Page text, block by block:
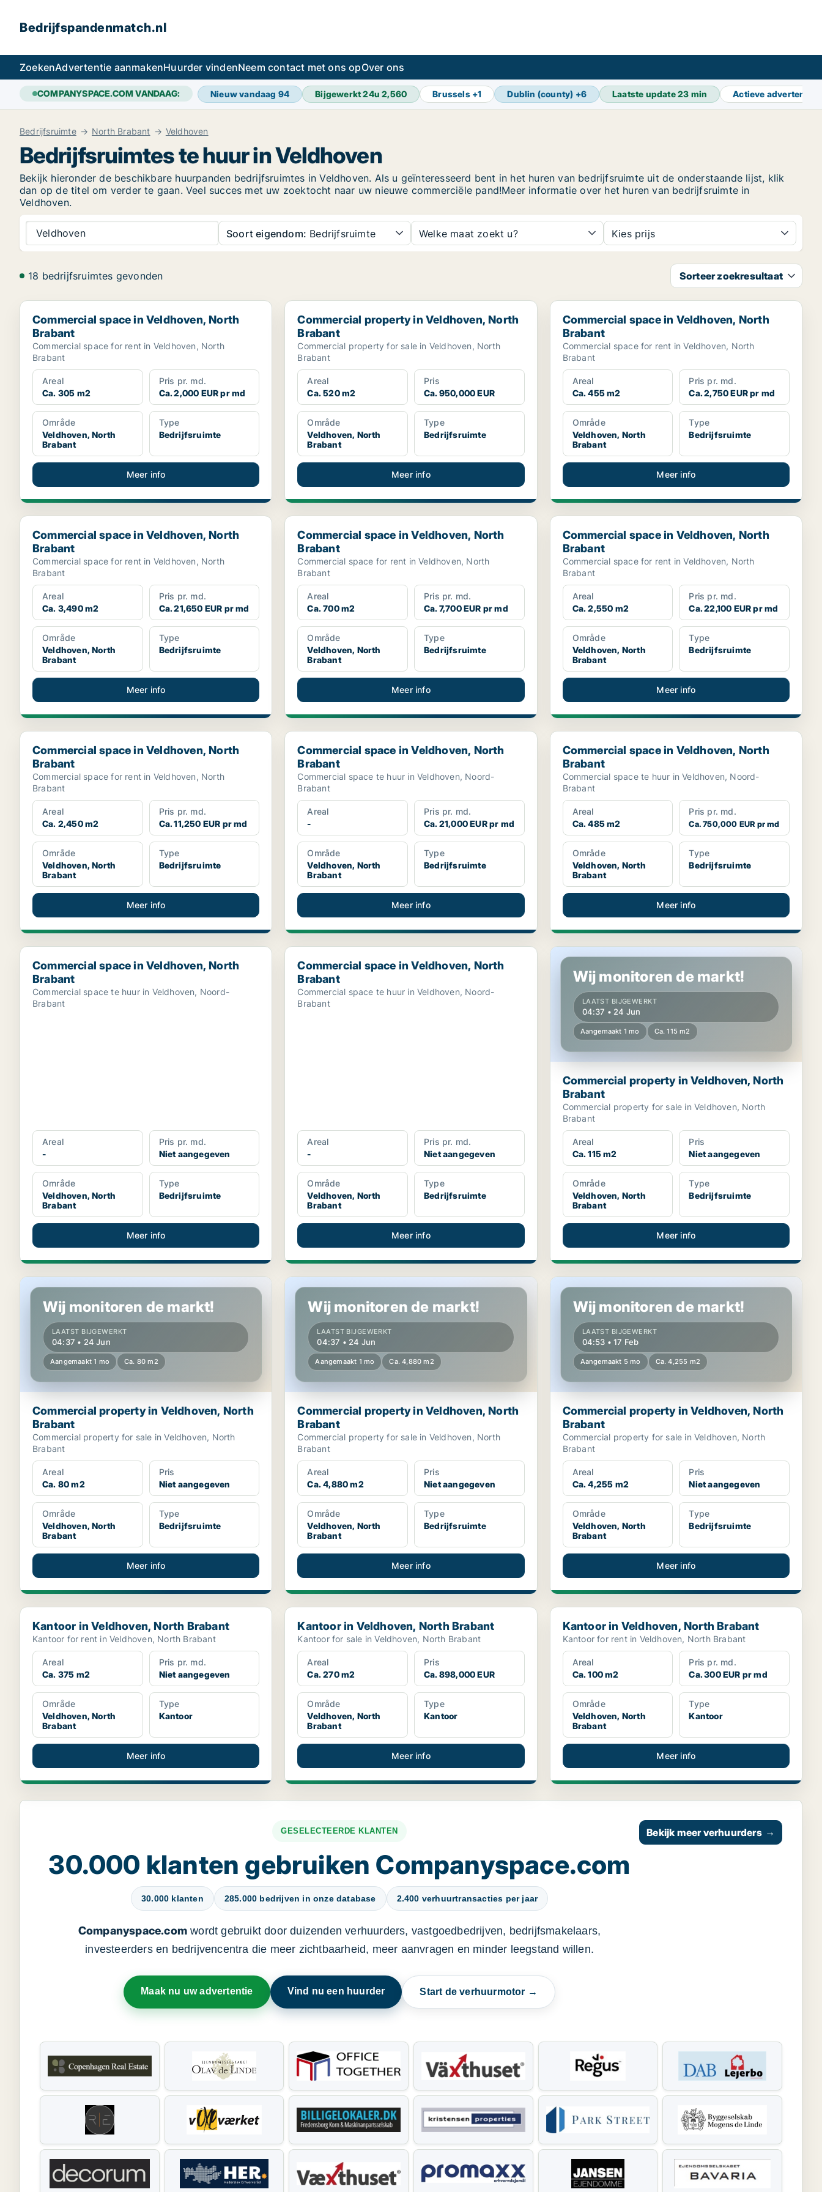
Bedrijfspandenmatch.nl
ZoekenAdvertentie aanmakenHuurder vindenNeem contact met ons opOver ons
COMPANYSPACE.COM VANDAAG: Nieuw vandaag 94 Bijgewerkt 24u2,560 Brussels+1 Dublin (county) +6 Laatste update23 min Actieve
Bedrijfsruimte North Brabant Veldhoven
Bedrijfsruimtes te huur in Veldhoven
Bekijk hieronder de beschikbare huurpanden bedrijfsruimtes in Veldhoven. Als u geïnteresseerd bent in het huren van bedrijfsruimte uit de onderstaande lijst, klik
dan op de titel om verder te gaan. Veel succes met uw zoektocht naar uw nieuwe commerciële pand!Meer informatie over het huren van bedrijfsruimte in
Veldhoven.
Veldhoven Soort eigendom: Bedrijfsruimte Welke maat zoekt u? Kies prijs
18 bedrijfsruimtes gevonden Sorteer zoekresultaat
Commercial space in Veldhoven, North Brabant
Commercial space in Veldhoven, North
Brabant
Commercial space for rent in Veldhoven, North
Brabant
Areal
Ca. 305 m2
Pris pr. md.
Ca. 2,000 EUR pr md
Område
Veldhoven, North
Brabant
Type
Bedrijfsruimte
Meer info
Commercial property in Veldhoven, North Brabant
Commercial property in Veldhoven, North
Brabant
Commercial property for sale in Veldhoven, North
Brabant
Areal
Ca. 520 m2
Pris
Ca. 950,000 EUR
Område
Veldhoven, North
Brabant
Type
Bedrijfsruimte
Meer info
Commercial space in Veldhoven, North Brabant
Commercial space in Veldhoven, North
Brabant
Commercial space for rent in Veldhoven, North
Brabant
Areal
Ca. 455 m2
Pris pr. md.
Ca. 2,750 EUR pr md
Område
Veldhoven, North
Brabant
Type
Bedrijfsruimte
Meer info
Commercial space in Veldhoven, North Brabant
Commercial space in Veldhoven, North
Brabant
Commercial space for rent in Veldhoven, North
Brabant
Areal
Ca. 3,490 m2
Pris pr. md.
Ca. 21,650 EUR pr md
Område
Veldhoven, North
Brabant
Type
Bedrijfsruimte
Meer info
Commercial space in Veldhoven, North Brabant
Commercial space in Veldhoven, North
Brabant
Commercial space for rent in Veldhoven, North
Brabant
Areal
Ca. 700 m2
Pris pr. md.
Ca. 7,700 EUR pr md
Område
Veldhoven, North
Brabant
Type
Bedrijfsruimte
Meer info
Commercial space in Veldhoven, North Brabant
Commercial space in Veldhoven, North
Brabant
Commercial space for rent in Veldhoven, North
Brabant
Areal
Ca. 2,550 m2
Pris pr. md.
Ca. 22,100 EUR pr md
Område
Veldhoven, North
Brabant
Type
Bedrijfsruimte
Meer info
Commercial space in Veldhoven, North Brabant
Commercial space in Veldhoven, North
Brabant
Commercial space for rent in Veldhoven, North
Brabant
Areal
Ca. 2,450 m2
Pris pr. md.
Ca. 11,250 EUR pr md
Område
Veldhoven, North
Brabant
Type
Bedrijfsruimte
Meer info
Commercial space in Veldhoven, North Brabant
Commercial space in Veldhoven, North
Brabant
Commercial space te huur in Veldhoven, Noord-
Brabant
Areal
-
Pris pr. md.
Ca. 21,000 EUR pr md
Område
Veldhoven, North
Brabant
Type
Bedrijfsruimte
Meer info
Commercial space in Veldhoven, North Brabant
Commercial space in Veldhoven, North
Brabant
Commercial space te huur in Veldhoven, Noord-
Brabant
Areal
Ca. 485 m2
Pris pr. md.
Ca. 750,000 EUR pr md
Område
Veldhoven, North
Brabant
Type
Bedrijfsruimte
Meer info
Commercial space in Veldhoven, North Brabant
Commercial space in Veldhoven, North
Brabant
Commercial space te huur in Veldhoven, Noord-
Brabant
Areal
-
Pris pr. md.
Niet aangegeven
Område
Veldhoven, North
Brabant
Type
Bedrijfsruimte
Meer info
Commercial space in Veldhoven, North Brabant
Commercial space in Veldhoven, North
Brabant
Commercial space te huur in Veldhoven, Noord-
Brabant
Areal
-
Pris pr. md.
Niet aangegeven
Område
Veldhoven, North
Brabant
Type
Bedrijfsruimte
Meer info
Commercial property in Veldhoven, North Brabant
Wij monitoren de markt!
LAATST BIJGEWERKT
04:37 • 24 Jun
Aangemaakt 1 mo Ca. 115 m2
Commercial property in Veldhoven, North
Brabant
Commercial property for sale in Veldhoven, North
Brabant
Areal
Ca. 115 m2
Pris
Niet aangegeven
Område
Veldhoven, North
Brabant
Type
Bedrijfsruimte
Meer info
Commercial property in Veldhoven, North Brabant
Wij monitoren de markt!
LAATST BIJGEWERKT
04:37 • 24 Jun
Aangemaakt 1 mo Ca. 80 m2
Commercial property in Veldhoven, North
Brabant
Commercial property for sale in Veldhoven, North
Brabant
Areal
Ca. 80 m2
Pris
Niet aangegeven
Område
Veldhoven, North
Brabant
Type
Bedrijfsruimte
Meer info
Commercial property in Veldhoven, North Brabant
Wij monitoren de markt!
LAATST BIJGEWERKT
04:37 • 24 Jun
Aangemaakt 1 mo Ca. 4,880 m2
Commercial property in Veldhoven, North
Brabant
Commercial property for sale in Veldhoven, North
Brabant
Areal
Ca. 4,880 m2
Pris
Niet aangegeven
Område
Veldhoven, North
Brabant
Type
Bedrijfsruimte
Meer info
Commercial property in Veldhoven, North Brabant
Wij monitoren de markt!
LAATST BIJGEWERKT
04:53 • 17 Feb
Aangemaakt 5 mo Ca. 4,255 m2
Commercial property in Veldhoven, North
Brabant
Commercial property for sale in Veldhoven, North
Brabant
Areal
Ca. 4,255 m2
Pris
Niet aangegeven
Område
Veldhoven, North
Brabant
Type
Bedrijfsruimte
Meer info
Kantoor in Veldhoven, North Brabant
Kantoor in Veldhoven, North Brabant
Kantoor for rent in Veldhoven, North Brabant
Areal
Ca. 375 m2
Pris pr. md.
Niet aangegeven
Område
Veldhoven, North
Brabant
Type
Kantoor
Meer info
Kantoor in Veldhoven, North Brabant
Kantoor in Veldhoven, North Brabant
Kantoor for sale in Veldhoven, North Brabant
Areal
Ca. 270 m2
Pris
Ca. 898,000 EUR
Område
Veldhoven, North
Brabant
Type
Kantoor
Meer info
Kantoor in Veldhoven, North Brabant
Kantoor in Veldhoven, North Brabant
Kantoor for rent in Veldhoven, North Brabant
Areal
Ca. 100 m2
Pris pr. md.
Ca. 300 EUR pr md
Område
Veldhoven, North
Brabant
Type
Kantoor
Meer info
GESELECTEERDE KLANTEN
30.000 klanten gebruiken Companyspace.com
30.000 klanten 285.000 bedrijven in onze database 2.400 verhuurtransacties per jaar
Companyspace.com wordt gebruikt door duizenden verhuurders, vastgoedbedrijven, bedrijfsmakelaars,
investeerders en bedrijvencentra die meer zichtbaarheid, meer aanvragen en minder leegstand willen.
Maak nu uw advertentie Vind nu een huurder Start de verhuurmotor →
Bekijk meer verhuurders →